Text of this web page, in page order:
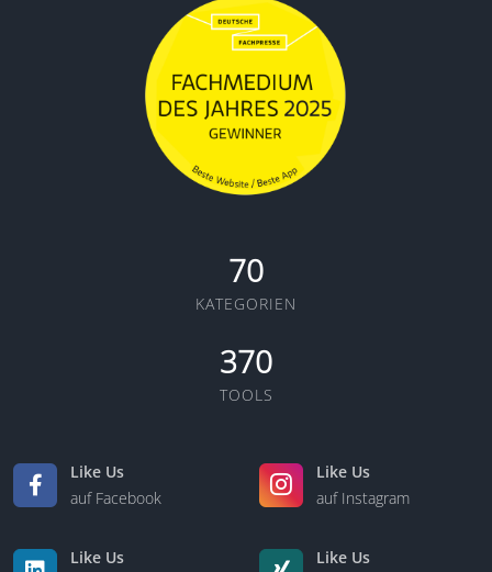
70
KATEGORIEN
370
TOOLS
Like Us
auf Facebook
Like Us
auf Instagram
Like Us
Like Us